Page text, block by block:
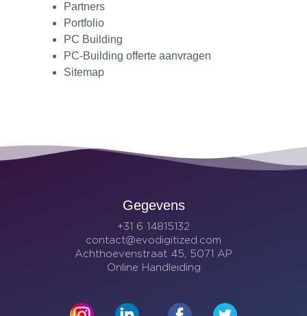
Partners
Portfolio
PC Building
PC-Building offerte aanvragen
Sitemap
Gegevens
+31 6 14815132
contact@evodigitized.com
Achthoevenstraat 45, 5071 AP
Online Handleiding